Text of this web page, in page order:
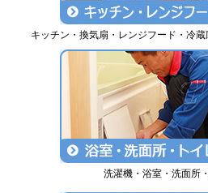
キッチン・換気扇・レンジフード・冷
洗濯機・浴室・洗面所